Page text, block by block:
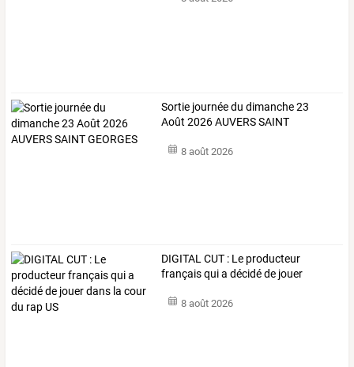
Sortie journée du dimanche 23
Août 2026 AUVERS SAINT
8 août 2026
DIGITALCUT : Le producteur
françaisquia décidéde jouer
8 août 2026